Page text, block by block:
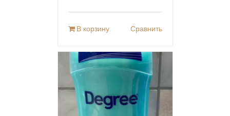
В корзину Сравнить